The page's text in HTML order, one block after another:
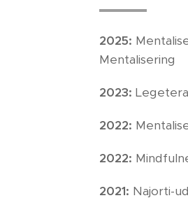
2025:
Mentalisering
2023:
2022:
2022:
2021: Najorti-